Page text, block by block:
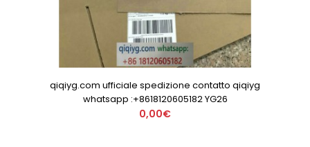
qiqiyg.com ufficiale spedizione contatto qiqiyg
whatsapp :+8618120605182 YG26
0,00€